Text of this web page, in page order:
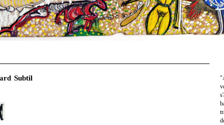
Subtil